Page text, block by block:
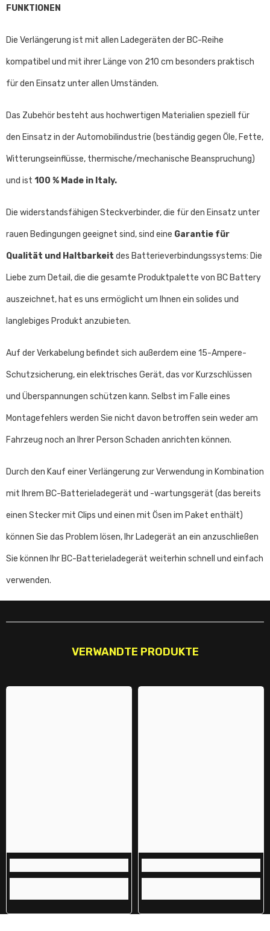
FUNKTIONEN
Die Verlängerung ist mit allen Ladegeräten der BC-Reihe
kompatibel und mit ihrer Länge von 210 cm besonders praktisch
für den Einsatz unter allen Umständen.
Das Zubehör besteht aus hochwertigen Materialien speziell für
den Einsatz in der Automobilindustrie (beständig gegen Öle, Fette,
Witterungseinflüsse, thermische/mechanische Beanspruchung)
und ist 100 % Made in Italy.
Die widerstandsfähigen Steckverbinder, die für den Einsatz unter
rauen Bedingungen geeignet sind, sind eine Garantie für
Qualität und Haltbarkeit des Batterieverbindungssystems: Die
Liebe zum Detail, die die gesamte Produktpalette von BC Battery
auszeichnet, hat es uns ermöglicht um Ihnen ein solides und
langlebiges Produkt anzubieten.
Auf der Verkabelung befindet sich außerdem eine 15-Ampere-
Schutzsicherung, ein elektrisches Gerät, das vor Kurzschlüssen
und Überspannungen schützen kann. Selbst im Falle eines
Montagefehlers werden Sie nicht davon betroffen sein weder am
Fahrzeug noch an Ihrer Person Schaden anrichten können.
Durch den Kauf einer Verlängerung zur Verwendung in Kombination
mit Ihrem BC-Batterieladegerät und -wartungsgerät (das bereits
einen Stecker mit Clips und einen mit Ösen im Paket enthält)
können Sie das Problem lösen, Ihr Ladegerät an ein anzuschließen
Sie können Ihr BC-Batterieladegerät weiterhin schnell und einfach
verwenden.
VERWANDTE PRODUKTE